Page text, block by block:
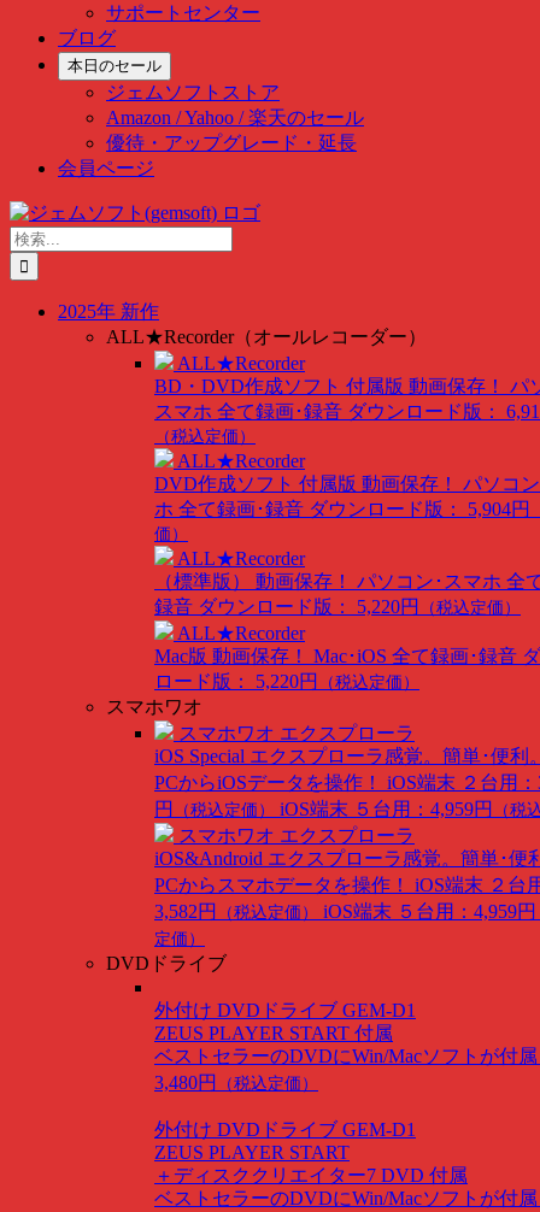
サポートセンター
ブログ
本日のセール
ジェムソフトストア
Amazon / Yahoo / 楽天のセール
優待・アップグレード・延長
会員ページ
Skip
to
content
検
索
…
2025年 新作
ALL★Recorder（オールレコーダー）
ALL★Recorder
BD・DVD作成ソフト 付属版 動画保存！ パ
スマホ 全て録画･録音 ダウンロード版：
（税込定価）
ALL★Recorder
DVD作成ソフト 付属版 動画保存！ パソコ
ホ 全て録画･録音 ダウンロード版： 5,904円
価）
ALL★Recorder
（標準版） 動画保存！ パソコン･スマホ 全
録音 ダウンロード版： 5,220円 （税込定価）
ALL★Recorder
Mac版 動画保存！ Mac･iOS 全て録画･録音
ロード版： 5,220円
（税込定価）
スマホワオ
スマホワオ エクスプローラ
iOS Special エクスプローラ感覚。簡単･便利
PCからiOSデータを操作！ iOS端末 ２台用：
円
（税込定価） iOS端末 ５台用：4,959円 （税
スマホワオ エクスプローラ
iOS&Android エクスプローラ感覚。簡単･便
PCからスマホデータを操作！ iOS端末 ２台
3,582円
（税込定価） iOS端末 ５台用：4,959円
定価）
DVDドライブ
外付け DVDドライブ GEM-D1
ZEUS PLAYER START 付属
ベストセラーのDVDにWin/Macソフトが付
3,480円
（税込定価）
外付け DVDドライブ GEM-D1
ZEUS PLAYER START
＋ディスククリエイター7 DVD 付属
ベストセラーのDVDにWin/Macソフトが付